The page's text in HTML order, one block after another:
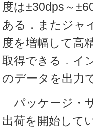
度は±30dps～
ある．またジャ
度を増幅して高
取得できる．イ
のデータを出力
パッケージ・
出荷を開始して